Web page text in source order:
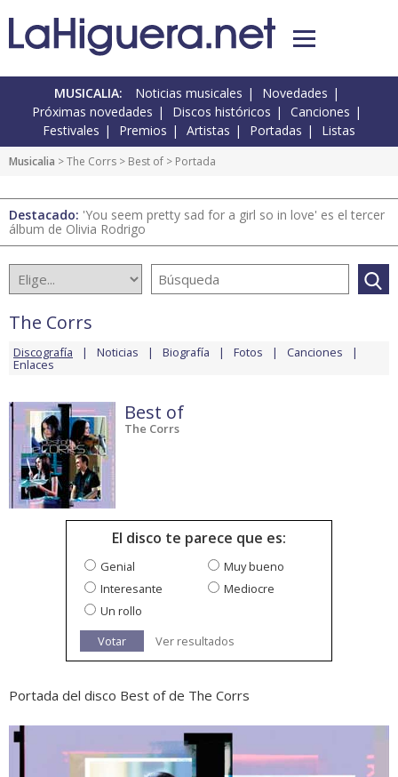
MUSICALIA: Noticias musicales
Novedades
Próximas novedades
Discos históricos
Canciones
Festivales
Premios Artistas Portadas Listas
Musicalia >The Corrs > Best of > Portada
Destacado: 'You seem pretty sad for a girl so in love' es el tercer
álbum de Olivia Rodrigo
The Corrs
Discografía Noticias Biografía Fotos Canciones
Enlaces
Best of
The Corrs
El disco te parece que es:
Genial
Muy bueno
Interesante
Mediocre
Un rollo
Votar
Ver resultados
Portada del disco Best of de The Corrs